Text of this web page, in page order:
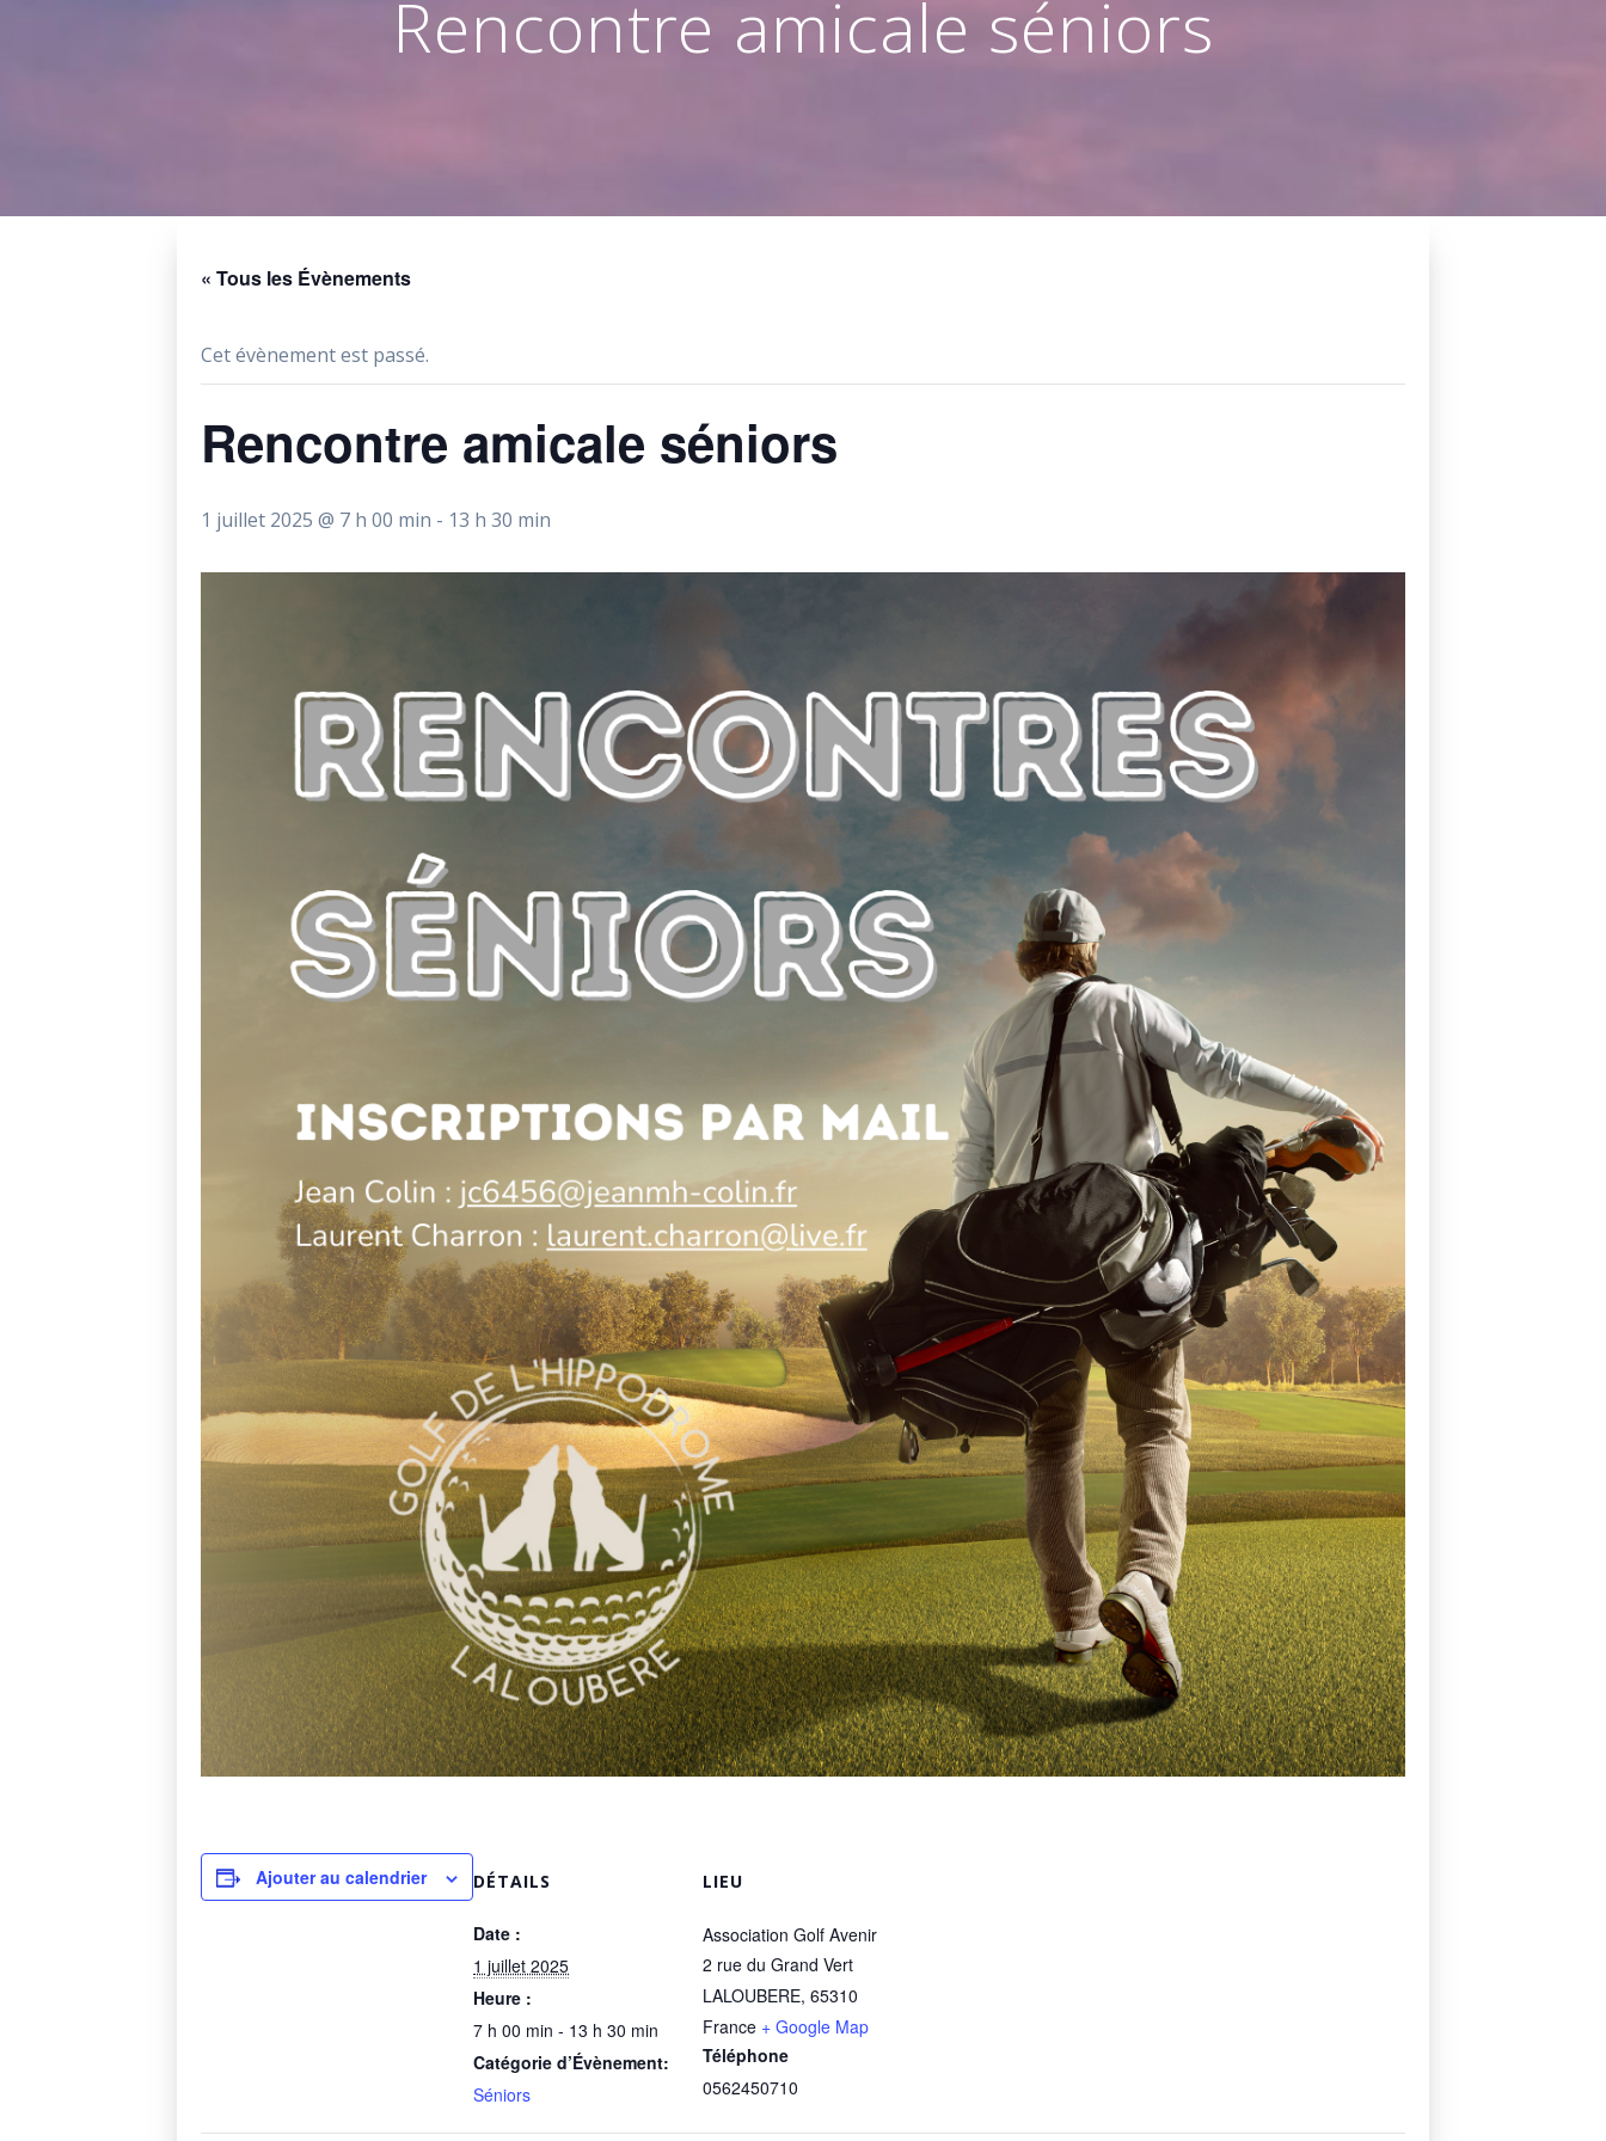
Rencontre amicale séniors
« Tous les Évènements
Cet évènement est passé.
Rencontre amicale séniors
1 juillet 2025 @ 7 h 00 min - 13 h 30 min
Ajouter au calendrier DÉTAILS
Date :
1 juillet 2025
Heure :
7 h 00 min - 13 h 30 min
Catégorie d’Évènement:
Séniors
LIEU
Association Golf Avenir
2 rue du Grand Vert
LALOUBERE, 65310
France + Google Map
Téléphone
0562450710